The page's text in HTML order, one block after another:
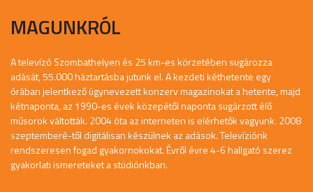
MAGUNKRÓL
A televízó Szombathelyen és 25 km-es körzetében sugározza
adását, 55.000 háztartásba jutunk el. A kezdeti kéthetente egy
órában jelentkező úgynevezett konzerv magazinokat a hetente, majd
kétnaponta, az 1990-es évek közepétől naponta sugárzott élő
műsorok váltották. 2004 óta az interneten is elérhetők vagyunk. 2008
szeptemberé-től digitálisan készülnek az adások. Televíziónk
rendszeresen fogad gyakornokokat. Évről évre 4-6 hallgató szerez
gyakorlati ismereteket a stúdiónkban.